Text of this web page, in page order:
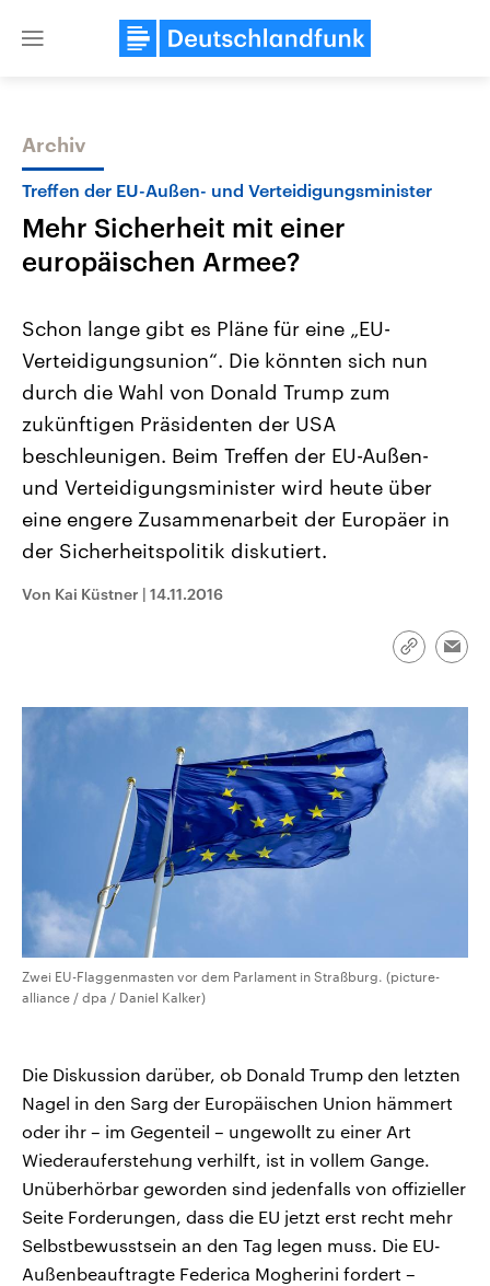
Close
Themen
Landtagswahl Sachsen-Anhalt
2026
Alle Informationen
Sachsen-Anhalt wählt am 6.
September 2026 einen neuen
Landtag. Seit 2021 wird das
Bundesland von einer Koalition aus
CDU, SPD und FDP regiert.-
Umfragen, Prognosen,
Wahlprogramme, aktuelle Berichte
und Hintergründe zu den Parteien
Wahl.
USA
Aktuelle Beiträge,
Hintergründe
Wirtschaftlich und
gehören die Vereinigten
den mächtigsten Ländern
mit großem Einfluss auf
Sendungen Programm Podcasts
Archiv
Treffen der EU-Außen- und Verteidigungsminister
Mehr Sicherheit mit einer
europäischen Armee?
Schon lange gibt es Pläne für eine „EU-
Verteidigungsunion“. Die könnten sich nun
durch die Wahl von Donald Trump zum
zukünftigen Präsidenten der USA
beschleunigen. Beim Treffen der EU-Außen-
und Verteidigungsminister wird heute über
eine engere Zusammenarbeit der Europäer in
der Sicherheitspolitik diskutiert.
Von Kai Küstner | 14.11.2016
Link
Zwei EU-Flaggenmasten vor dem Parlament in Straßburg. (picture-
alliance / dpa / Daniel Kalker)
Die Diskussion darüber, ob Donald Trump den letzten
Nagel in den Sarg der Europäischen Union hämmert
oder ihr – im Gegenteil – ungewollt zu einer Art
Wiederauferstehung verhilft, ist in vollem Gange.
Unüberhörbar geworden sind jedenfalls von offizieller
Seite Forderungen, dass die EU jetzt erst recht mehr
Selbstbewusstsein an den Tag legen muss. Die EU-
Außenbeauftragte Federica Mogherini fordert –